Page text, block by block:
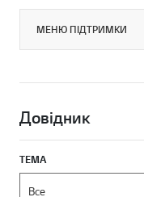
МЕНЮ ПІДТРИМКИ
Довідник
ТЕМА